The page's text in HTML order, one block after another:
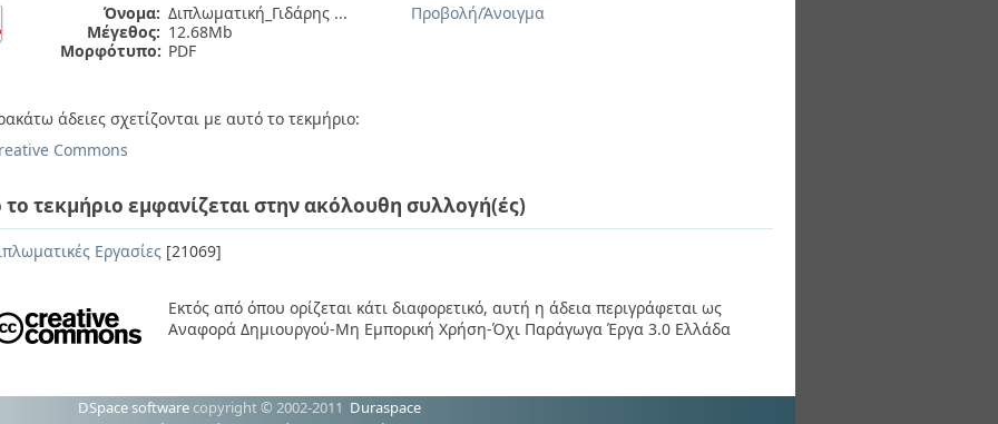
Όνομα: Διπλωματική_Γιδάρης ...
Μέγεθος: 12.68Mb
Μορφότυπο: PDF
Προβολή/Άνοιγμα
άδειες σχετίζονται με αυτό το τεκμήριο:
Commons
το τεκμήριο εμφανίζεται στην ακόλουθη συλλογή(ές)
Εργασίες [21069]
Εκτός από όπου ορίζεται κάτι διαφορετικό, αυτή η άδεια περιγράφεται ως
Αναφορά Δημιουργού-Μη Εμπορική Χρήση-Όχι Παράγωγα Έργα 3.0 Ελλάδα
DSpace software copyright © 2002-2011 Duraspace